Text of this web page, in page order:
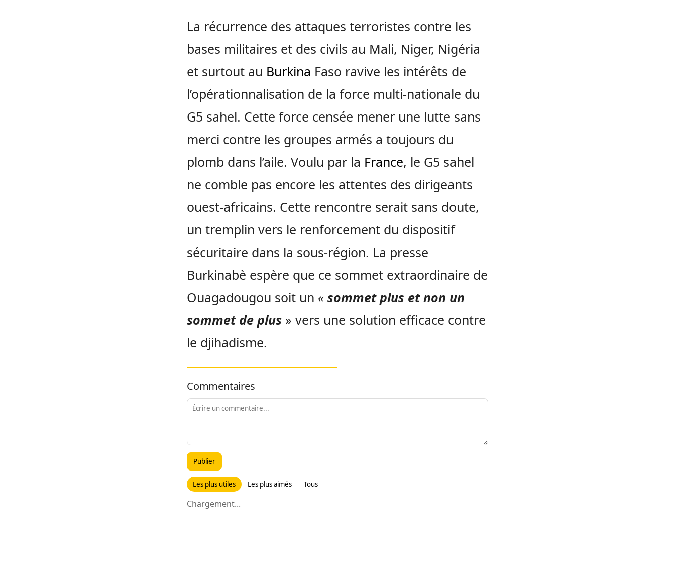
La récurrence des attaques terroristes contre les
bases militaires et des civils au Mali, Niger, Nigéria
et surtout au Burkina Faso ravive les intérêts de
l’opérationnalisation de la force multi-nationale du
G5 sahel. Cette force censée mener une lutte sans
merci contre les groupes armés a toujours du
plomb dans l’aile. Voulu par la France, le G5 sahel
ne comble pas encore les attentes des dirigeants
ouest-africains. Cette rencontre serait sans doute,
un tremplin vers le renforcement du dispositif
sécuritaire dans la sous-région. La presse
Burkinabè espère que ce sommet extraordinaire de
Ouagadougou soit un « sommet plus et non un
sommet de plus » vers une solution efficace contre
le djihadisme.
Commentaires
Publier
Les plus utiles Les plus aimés Tous
Chargement...